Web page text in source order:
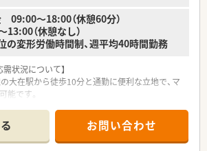
09:00～18:00（休憩60分）
（休憩なし）
の変形労働時間制、週平均40時間勤務
需状況について】
大在駅から徒歩10分と通勤に便利な立地で、マ
能です。
康を支えています。
務員2名の体制で、互いに協力し合いながら
り組んでいます。
お問い合わせ